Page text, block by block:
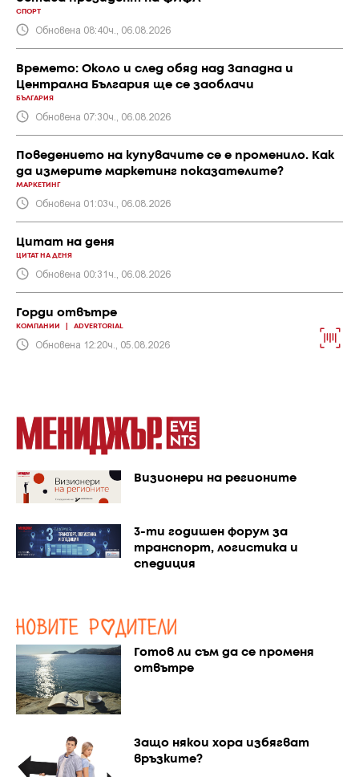
СПОРТ
Обновена 08:40ч., 06.08.2026
Времето: Около и след обяд над Западна и
Централна България ще се заоблачи
БЪЛГАРИЯ
Обновена 07:30ч., 06.08.2026
Поведението на купувачите се е променило. Как
да измерите маркетинг показателите?
МАРКЕТИНГ
Обновена 01:03ч., 06.08.2026
Цитат на деня
ЦИТАТ НА ДЕНЯ
Обновена 00:31ч., 06.08.2026
Горди отвътре
КОМПАНИИ ADVERTORIAL
Обновена 12:20ч., 05.08.2026
Визионери на регионите
3-ти годишен форум за
транспорт, логистика и
спедиция
Готов ли съм да се променя
отвътре
Защо някои хора избягват
връзките?